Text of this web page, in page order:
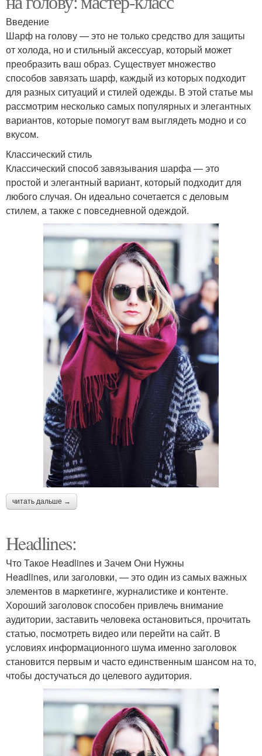
Введение
Шарф на голову — это не только средство для защиты
от холода, но и стильный аксессуар, который может
преобразить ваш образ. Существует множество
способов завязать шарф, каждый из которых подходит
для разных ситуаций и стилей одежды. В этой статье мы
рассмотрим несколько самых популярных и элегантных
вариантов, которые помогут вам выглядеть модно и со
вкусом.
Классический стиль
Классический способ завязывания шарфа — это
простой и элегантный вариант, который подходит для
любого случая. Он идеально сочетается с деловым
стилем, а также с повседневной одеждой.
читать дальше →
Headlines:
Что Такое Headlines и Зачем Они Нужны
Headlines, или заголовки, — это один из самых важных
элементов в маркетинге, журналистике и контенте.
Хороший заголовок способен привлечь внимание
аудитории, заставить человека остановиться, прочитать
статью, посмотреть видео или перейти на сайт. В
условиях информационного шума именно заголовок
становится первым и часто единственным шансом на то,
чтобы достучаться до целевого аудитория.